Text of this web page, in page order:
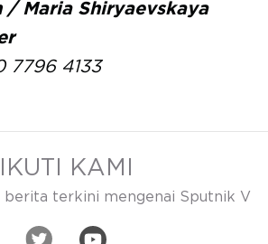
/ Maria Shiryaevskaya
7796 4133
IKUTI KAMI
berita terkini mengenai Sputnik V